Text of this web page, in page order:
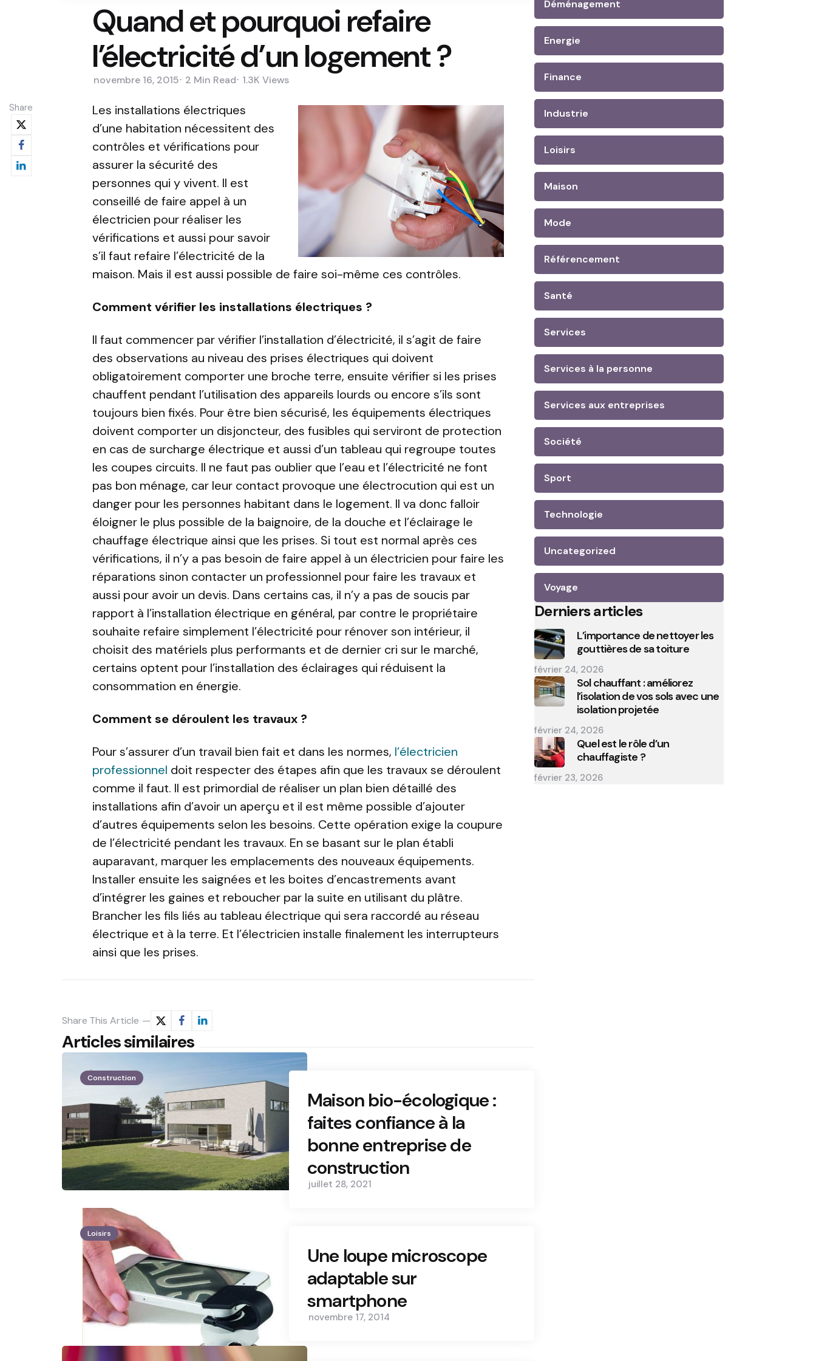
Quand et pourquoi refaire
l’électricité d’un logement ?
novembre 16, 2015 2 Min Read 1.3K Views
Share
Les installations électriques
d’une habitation nécessitent des
contrôles et vérifications pour
assurer la sécurité des
personnes qui y vivent. Il est
conseillé de faire appel à un
électricien pour réaliser les
vérifications et aussi pour savoir
s’il faut refaire l’électricité de la
maison. Mais il est aussi possible de faire soi-même ces contrôles.
Comment vérifier les installations électriques ?
Il faut commencer par vérifier l’installation d’électricité, il s’agit de faire
des observations au niveau des prises électriques qui doivent
obligatoirement comporter une broche terre, ensuite vérifier si les prises
chauffent pendant l’utilisation des appareils lourds ou encore s’ils sont
toujours bien fixés. Pour être bien sécurisé, les équipements électriques
doivent comporter un disjoncteur, des fusibles qui serviront de protection
en cas de surcharge électrique et aussi d’un tableau qui regroupe toutes
les coupes circuits. Il ne faut pas oublier que l’eau et l’électricité ne font
pas bon ménage, car leur contact provoque une électrocution qui est un
danger pour les personnes habitant dans le logement. Il va donc falloir
éloigner le plus possible de la baignoire, de la douche et l’éclairage le
chauffage électrique ainsi que les prises. Si tout est normal après ces
vérifications, il n’y a pas besoin de faire appel à un électricien pour faire les
réparations sinon contacter un professionnel pour faire les travaux et
aussi pour avoir un devis. Dans certains cas, il n’y a pas de soucis par
rapport à l’installation électrique en général, par contre le propriétaire
souhaite refaire simplement l’électricité pour rénover son intérieur, il
choisit des matériels plus performants et de dernier cri sur le marché,
certains optent pour l’installation des éclairages qui réduisent la
consommation en énergie.
Comment se déroulent les travaux ?
Pour s’assurer d’un travail bien fait et dans les normes, l’électricien
professionnel doit respecter des étapes afin que les travaux se déroulent
comme il faut. Il est primordial de réaliser un plan bien détaillé des
installations afin d’avoir un aperçu et il est même possible d’ajouter
d’autres équipements selon les besoins. Cette opération exige la coupure
de l’électricité pendant les travaux. En se basant sur le plan établi
auparavant, marquer les emplacements des nouveaux équipements.
Installer ensuite les saignées et les boites d’encastrements avant
d’intégrer les gaines et reboucher par la suite en utilisant du plâtre.
Brancher les fils liés au tableau électrique qui sera raccordé au réseau
électrique et à la terre. Et l’électricien installe finalement les interrupteurs
ainsi que les prises.
Share This Article
Articles similaires
Construction
Maison bio-écologique :
faites confiance à la
bonne entreprise de
construction
juillet 28, 2021
Loisirs
Une loupe microscope
adaptable sur
smartphone
novembre 17, 2014
Déménagement
Energie
Finance
Industrie
Loisirs
Maison
Mode
Référencement
Santé
Services
Services à la personne
Services aux entreprises
Société
Sport
Technologie
Uncategorized
Voyage
Derniers articles
L’importance de nettoyer les
gouttières de sa toiture
février 24, 2026
Sol chauffant : améliorez
l’isolation de vos sols avec une
isolation projetée
février 24, 2026
Quel est le rôle d’un
chauffagiste ?
février 23, 2026